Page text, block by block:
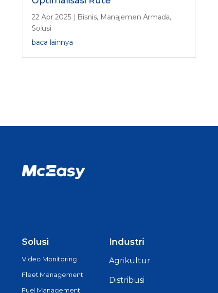
22 Apr 2025| Bisnis, Manajemen Armada,
Solusi
baca lainnya
Solusi
Video Monitoring
Fleet Management
Fuel Management
Industri
Agrikultur
Distribusi